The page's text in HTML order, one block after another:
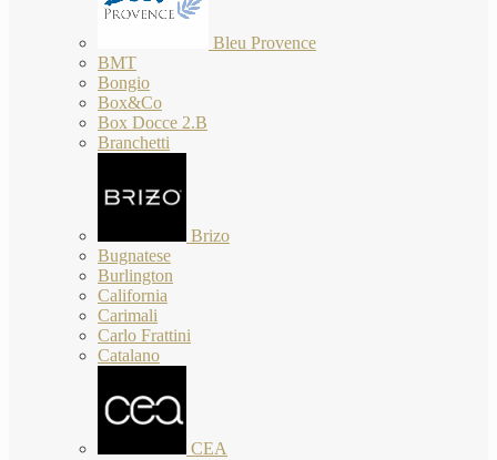
Bleu Provence
BMT
Bongio
Box&Co
Box Docce 2.B
Branchetti
Brizo
Bugnatese
Burlington
California
Carimali
Carlo Frattini
Catalano
CEA